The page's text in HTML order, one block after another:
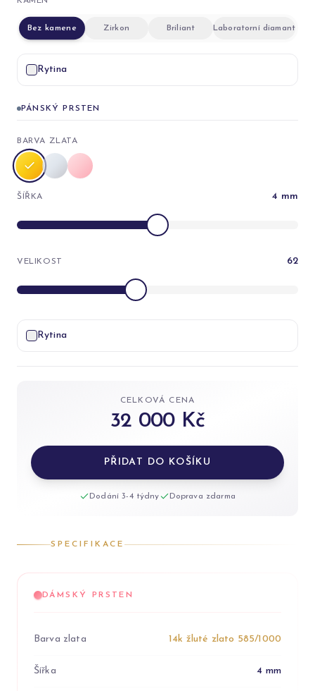
Bez kamene Zirkon Briliant Laboratorní diamant
Rytina
PÁNSKÝ PRSTEN
BARVA ZLATA
ŠÍŘKA 4 mm
VELIKOST 62
Rytina
CELKOVÁ CENA
32 000 Kč
PŘIDAT DO KOŠÍKU
Dodání 3-4 týdny Doprava zdarma
SPECIFIKACE
DÁMSKÝ PRSTEN
Barva zlata 14k žluté zlato 585/1000
Šířka 4 mm